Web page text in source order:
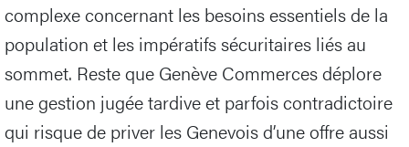
complexe concernant les besoins essentiels de la
population et les impératifs sécuritaires liés au
sommet. Reste que Genève Commerces déplore
une gestion jugée tardive et parfois contradictoire
qui risque de priver les Genevois d’une offre aussi